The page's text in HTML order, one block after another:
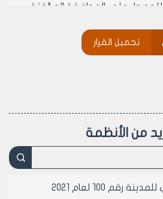
للحصول على الموافقة المؤقتة
السيارات في الراموسة فور
الغاء الموافقة المؤقتة او عدم
تحميل القرار
من الأنظمة
رقم 100 لعام 2021